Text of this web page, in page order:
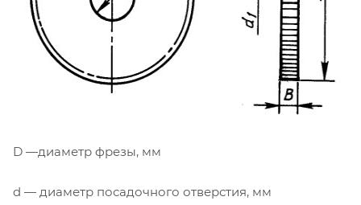
D —диаметр фрезы, мм
d — диаметр посадочного отверстия, мм